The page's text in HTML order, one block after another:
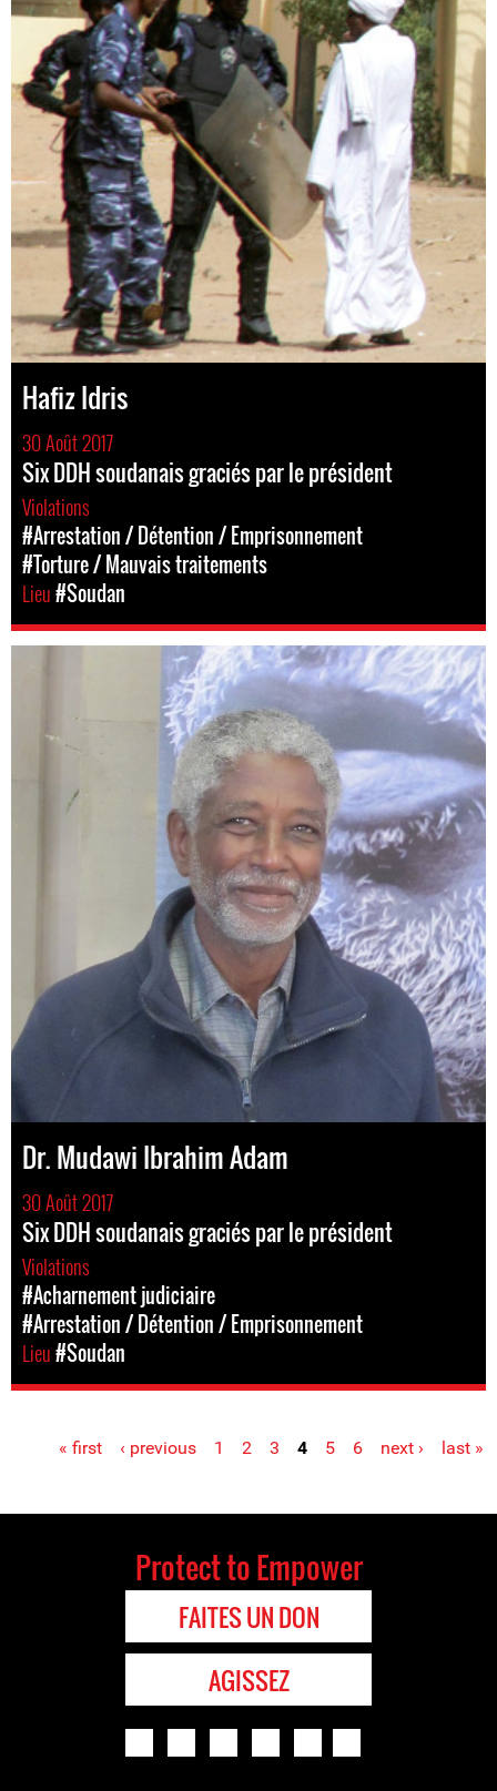
Hafiz Idris
30 Août 2017
Six DDH soudanais graciés par le président
Violations
#Arrestation / Détention / Emprisonnement
#Torture / Mauvais traitements
Lieu#Soudan
Dr. Mudawi Ibrahim Adam
30 Août 2017
Six DDH soudanais graciés par le président
Violations
#Acharnement judiciaire
#Arrestation / Détention / Emprisonnement
Lieu#Soudan
Pages« first ‹ previous 1 2 3 4 5 6 next › last »
Protect to Empower
FAITES UN DON
AGISSEZ